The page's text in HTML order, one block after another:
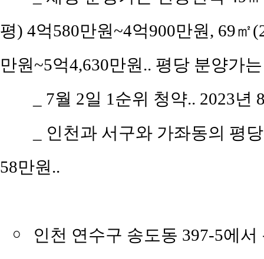
평) 4억580만원~4억900만원, 69㎡
만원~5억4,630만원.. 평당 분양가
7월 2일 1순위 청약.. 2023년
인천과 서구와 가좌동의 평
58만원..
￮
인천 연수구 송도동 397-5에